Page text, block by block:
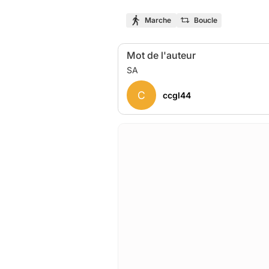
Marche Boucle
Mot de l'auteur
C ccgl44